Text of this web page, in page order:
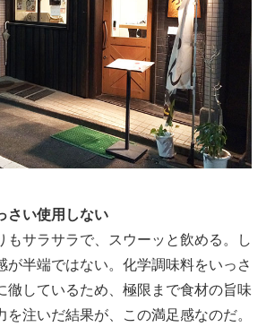
さい使用しない
もサラサラで、スウーッと飲める。し
が半端ではない。化学調味料をいっさ
徹しているため、極限まで食材の旨味
を注いだ結果が、この満足感なのだ。